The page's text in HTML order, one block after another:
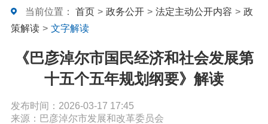
依申请公开
政务服务
当前位置： 首页 > 政务公开 > 法定主动公开内容 > 政
策解读 > 文字解读
《巴彦淖尔市国民经济和社会发展第
十五个五年规划纲要》解读
发布时间：2026-03-17 17:45
来源：巴彦淖尔市发展和改革委员会